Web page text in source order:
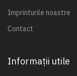
Imprinturile noastre
Contact
Informații utile